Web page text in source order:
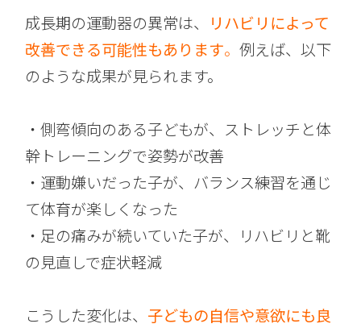
成長期の運動器の異常は、
リハビリによって
改善できる可能性もあります。例えば、以下
のような成果が見られます。
・側弯傾向のある子どもが、ストレッチと体
幹トレーニングで姿勢が改善
・運動嫌いだった子が、バランス練習を通じ
て体育が楽しくなった
・足の痛みが続いていた子が、リハビリと靴
の見直しで症状軽減
こうした変化は、 子どもの自信や意欲にも良